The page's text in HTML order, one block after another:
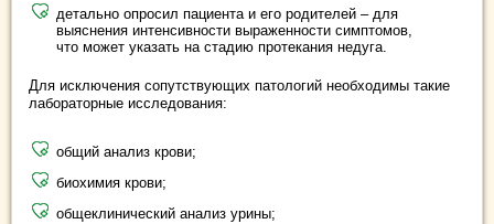
детально опросил пациента и его родителей – для
выяснения интенсивности выраженности симптомов,
что может указать на стадию протекания недуга.
Для исключения сопутствующих патологий необходимы такие
лабораторные исследования:
общий анализ крови;
биохимия крови;
общеклинический анализ урины;